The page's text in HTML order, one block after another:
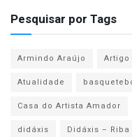
Pesquisar por Tags
Armindo Araújo
Atualidade
Casa do Artista Amador
didáxis
Didáxis – Riba